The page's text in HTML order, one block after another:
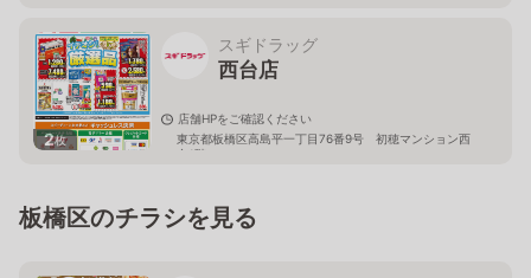
2枚
スギドラッグ
西台店
店舗HPをご確認ください
東京都板橋区高島平一丁目76番9号 初穂マンション西
台1階
板橋区のチラシを見る